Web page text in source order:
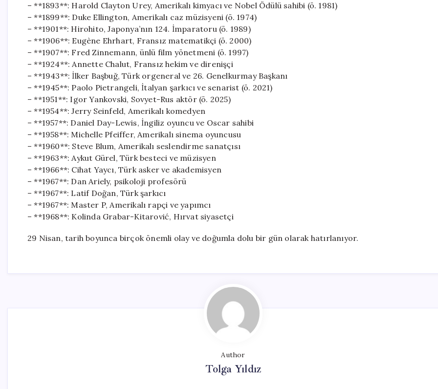
– **1893**: Harold Clayton Urey, Amerikalı kimyacı ve Nobel Ödülü sahibi (ö. 1981)
– **1899**: Duke Ellington, Amerikalı caz müzisyeni (ö. 1974)
– **1901**: Hirohito, Japonya’nın 124. İmparatoru (ö. 1989)
– **1906**: Eugène Ehrhart, Fransız matematikçi (ö. 2000)
– **1907**: Fred Zinnemann, ünlü film yönetmeni (ö. 1997)
– **1924**: Annette Chalut, Fransız hekim ve direnişçi
– **1943**: İlker Başbuğ, Türk orgeneral ve 26. Genelkurmay Başkanı
– **1945**: Paolo Pietrangeli, İtalyan şarkıcı ve senarist (ö. 2021)
– **1951**: Igor Yankovski, Sovyet-Rus aktör (ö. 2025)
– **1954**: Jerry Seinfeld, Amerikalı komedyen
– **1957**: Daniel Day-Lewis, İngiliz oyuncu ve Oscar sahibi
– **1958**: Michelle Pfeiffer, Amerikalı sinema oyuncusu
– **1960**: Steve Blum, Amerikalı seslendirme sanatçısı
– **1963**: Aykut Gürel, Türk besteci ve müzisyen
– **1966**: Cihat Yaycı, Türk asker ve akademisyen
– **1967**: Dan Ariely, psikoloji profesörü
– **1967**: Latif Doğan, Türk şarkıcı
– **1967**: Master P, Amerikalı rapçi ve yapımcı
– **1968**: Kolinda Grabar-Kitarović, Hırvat siyasetçi
29 Nisan, tarih boyunca birçok önemli olay ve doğumla dolu bir gün olarak hatırlanıyor.
Author
Tolga Yıldız